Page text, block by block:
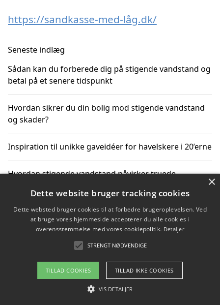
https://sandkasse-med-låg.dk/
Seneste indlæg
Sådan kan du forberede dig på stigende vandstand og
betal på et senere tidspunkt
Hvordan sikrer du din bolig mod stigende vandstand
og skader?
Inspiration til unikke gaveidéer for havelskere i 20’erne
Hvordan stigende vandstand påvirker truede
Sådan vælger du de bedste vandrerygsække til
vandreture i Danmark
Copyright 2026 - Pilanto Aps
Om / kontakt
×
Dette website bruger tracking cookies
Dette websted bruger cookies til at forbedre brugeroplevelsen. Ved
at bruge vores hjemmeside accepterer du alle cookies i
overensstemmelse med vores cookiepolitik. Detaljer
STRENGT NØDVENDIGE
TILLAD COOKIES TILLAD IKKE COOKIES
VIS DETALJER